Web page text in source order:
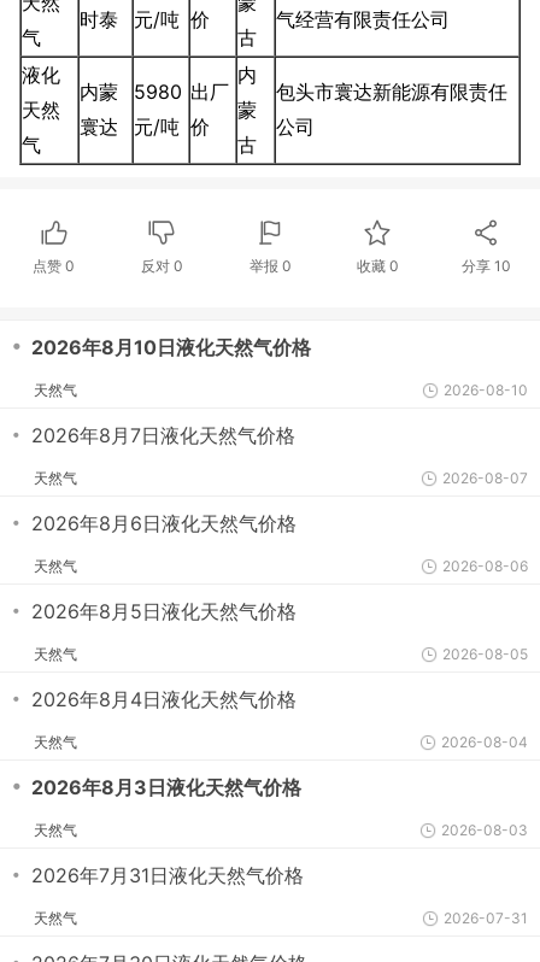
气
时泰
元/吨 价
古
气经营有限责任公司
液化
天然
气
内蒙
寰达
5980
元/吨
出厂
价
内
蒙
古
包头市寰达新能源有限责任
公司
点赞0 反对 0 举报 0 收藏 0 分享 10
・ 2026年8月10日液化天然气价格
天然气 2026-08-10
・ 2026年8月7日液化天然气价格
天然气 2026-08-07
・ 2026年8月6日液化天然气价格
天然气 2026-08-06
・ 2026年8月5日液化天然气价格
天然气 2026-08-05
・ 2026年8月4日液化天然气价格
天然气 2026-08-04
・ 2026年8月3日液化天然气价格
天然气 2026-08-03
・ 2026年7月31日液化天然气价格
天然气 2026-07-31